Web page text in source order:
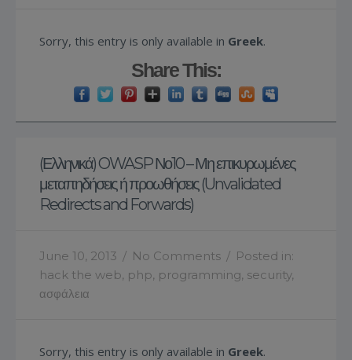
Sorry, this entry is only available in Greek.
Share This:
(Ελληνικά) OWASP Νο10 – Μη επικυρωμένες
μεταπηδήσεις ή προωθήσεις (Unvalidated
Redirects and Forwards)
June 10, 2013 / No Comments / Posted in:
hack the web, php, programming, security,
ασφάλεια
Sorry, this entry is only available in Greek.